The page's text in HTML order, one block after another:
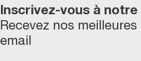
Inscrivez-vous à
Recevez nos
email